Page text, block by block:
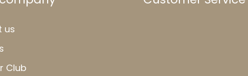
us
Club